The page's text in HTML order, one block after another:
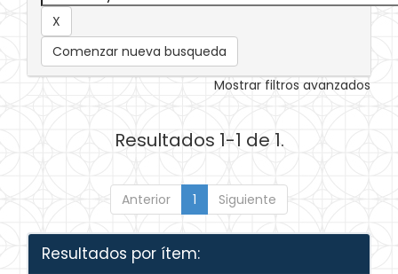
Comenzar nueva busqueda
Mostrar filtros avanzados
Resultados 1-1 de 1.
Anterior 1 Siguiente
Resultados por ítem: